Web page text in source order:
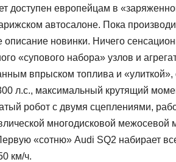
доступен европейцам в
автосалоне. Пока
новинки. Ничего
«супового набора» узлов и
впрыском топлива и
л.с., максимальный крутящий
робот с двумя сцеплениями,
многодисковой межосевой
«сотню» Audi SQ2 набирает
км/ч.